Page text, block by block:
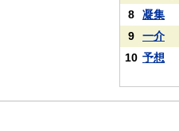
8
凝集
9
一介
10 予想